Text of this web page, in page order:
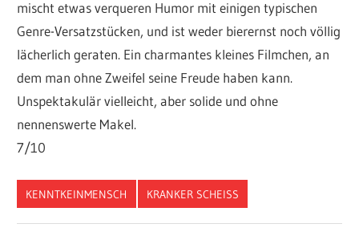
mischt etwas verqueren Humor mit einigen typischen
Genre-Versatzstücken, und ist weder bierernst noch völlig
lächerlich geraten. Ein charmantes kleines Filmchen, an
dem man ohne Zweifel seine Freude haben kann.
Unspektakulär vielleicht, aber solide und ohne
nennenswerte Makel.
7/10
KENNTKEINMENSCH KRANKER SCHEISS